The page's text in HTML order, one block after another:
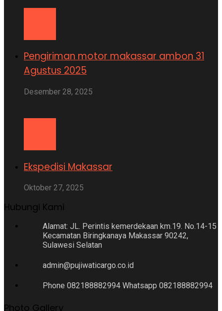
Pengiriman motor makassar ambon 31
Agustus 2025
Desember 28, 2025
Ekspedisi Makassar
Oktober 27, 2025
Hubungi Kami
Alamat: JL. Perintis kemerdekaan km.19. No.14-15
Kecamatan Biringkanaya Makassar 90242,
Sulawesi Selatan
admin@pujiwaticargo.co.id
Phone 082188882994 Whatsapp 082188882994
Photo Gallery